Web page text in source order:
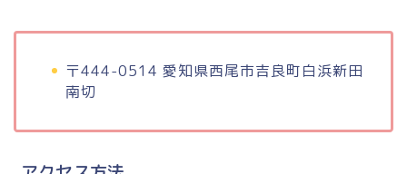
〒444-0514 愛知県西尾市吉良町白浜新田
南切